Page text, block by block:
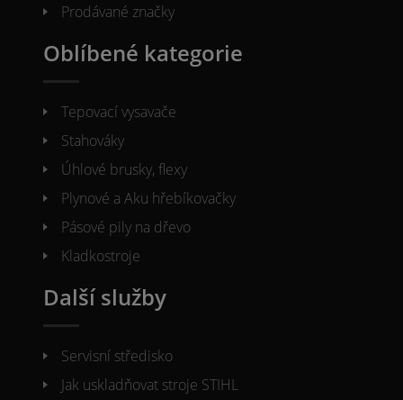
Prodávané značky
Oblíbené kategorie
Tepovací vysavače
Stahováky
Úhlové brusky, flexy
Plynové a Aku hřebíkovačky
Pásové pily na dřevo
Kladkostroje
Další služby
Servisní středisko
Jak uskladňovat stroje STIHL